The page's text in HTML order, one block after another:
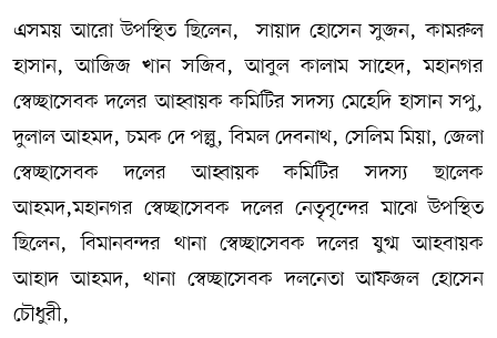
এসময় আরো উপস্থিত ছিলেন, সায়াদ হোসেন সুজন, কামরুল
হাসান, আজিজ খান সজিব, আবুল কালাম সাহেদ, মহানগর
স্বেচ্ছাসেবক দলের আহ্বায়ক কমিটির সদস‍্য মেহেদি হাসান সপু,
দুলাল আহমদ, চমক দে পল্লু, বিমল দেবনাথ, সেলিম মিয়া, জেলা
স্বেচ্ছাসেবক দলের আহ্বায়ক কমিটির সদস‍্য ছালেক
আহমদ,মহানগর স্বেচ্ছাসেবক দলের নেতৃবৃন্দের মাঝে উপস্থিত
ছিলেন, বিমানবন্দর থানা স্বেচ্ছাসেবক দলের যুগ্ম আহবায়ক
আহাদ আহমদ, থানা স্বেচ্ছাসেবক দলনেতা আফজল হোসেন
চৌধুরী,